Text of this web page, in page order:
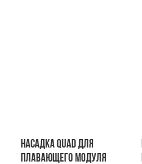
Насадка Quad для
плавающего модуля